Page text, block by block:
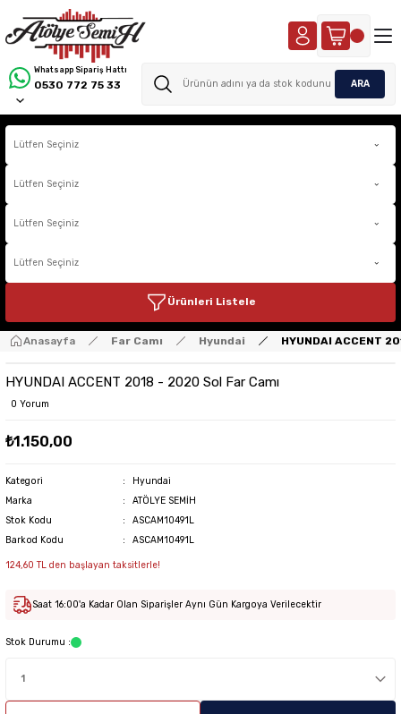
Whatsapp Sipariş Hattı
0530 772 75 33 ARA
Ürünleri Listele
Anasayfa Far Camı Hyundai HYUNDAI ACCENT
HYUNDAI ACCENT 2018 - 2020 Sol Far Camı
0 Yorum
₺1.150,00
Kategori
Hyundai
Marka
ATÖLYE SEMİH
Stok Kodu
ASCAM10491L
Barkod Kodu
ASCAM10491L
124,60 TL den başlayan taksitlerle!
Saat 16:00'a Kadar Olan Siparişler Aynı Gün Kargoya Verilecektir
Stok Durumu :